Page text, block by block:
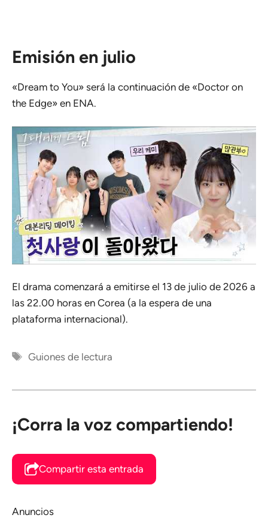
Emisión en julio
«Dream to You» será la continuación de «Doctor on
the Edge» en ENA.
El drama comenzará a emitirse el 13 de julio de 2026 a
las 22.00 horas en Corea (a la espera de una
plataforma internacional).
Etiquetas
Guiones de lectura
¡Corra la voz compartiendo!
Compartir esta entrada
Anuncios